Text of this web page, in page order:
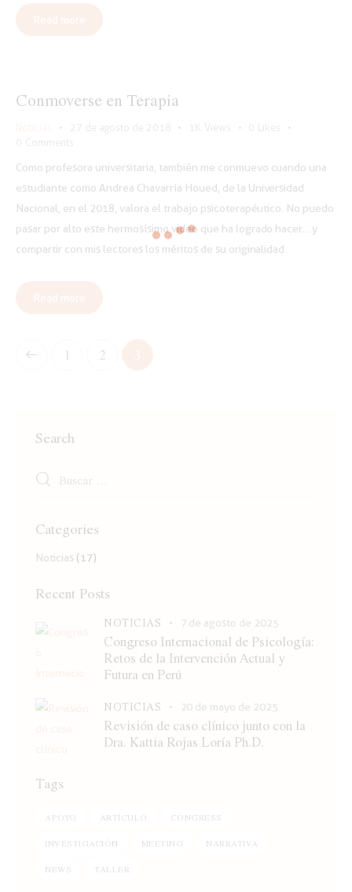
Conmoverse en Terapia
27 de agosto de 2018 1K Views
Likes
Comments
Como profesora universitaria, también me conmuevo cuando una
estudiante como Andrea Chavarría Houed, de la Universidad
Nacional, en el 2018, valora el trabajo psicoterapéutico. No puedo
pasar por alto este hermosísimo video que ha logrado hacer… y
compartir con mis lectores los méritos de su originalidad.
1 2
Search
Categories
Noticias (17)
Recent Posts
NOTICIAS 7 de agosto de 2025
Congreso Internacional de Psicología:
Retos de la Intervención Actual y
Futura en Perú
NOTICIAS 20 de mayo de 2025
Revisión de caso clínico junto con la
Dra. Kattia Rojas Loría Ph.D.
Tags
APOYO ARTÍCULO CONGRESS
INVESTIGACIÓN MEETING NARRATIVA
NEWS TALLER